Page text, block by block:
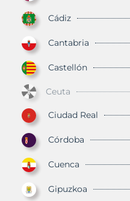
Cádiz
Cantabria
Castellón
Ceuta
Ciudad Real
Córdoba
Cuenca
Gipuzkoa